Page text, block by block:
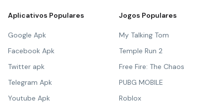
Aplicativos Populares
Google Apk
Facebook Apk
Twitter apk
Telegram Apk
Youtube Apk
Jogos Populares
My Talking Tom
Temple Run 2
Free Fire: The Chaos
PUBG MOBILE
Roblox